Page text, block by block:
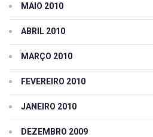
MAIO 2010
ABRIL 2010
MARÇO 2010
FEVEREIRO 2010
JANEIRO 2010
DEZEMBRO 2009